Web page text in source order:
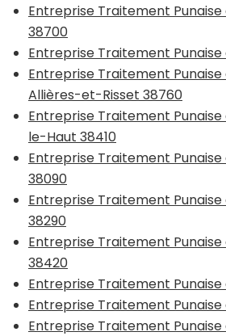
Entreprise Traitement
38700
Entreprise Traitement Punaise
Entreprise Traitement
Allières-et-Risset 38760
Entreprise Traitement Punaise
le-Haut 38410
Entreprise Traitement Punaise
38090
Entreprise Traitement
38290
Entreprise Traitement Punaise
38420
Entreprise Traitement Punaise
Entreprise Traitement Punaise
Entreprise Traitement Punaise